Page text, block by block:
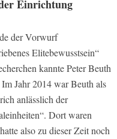
Einrichtung
der Vorwurf
Elitebewusstsein“
kannte Peter Beuth
Jahr 2014 war Beuth als
anlässlich der
Dort waren
also zu dieser Zeit noch